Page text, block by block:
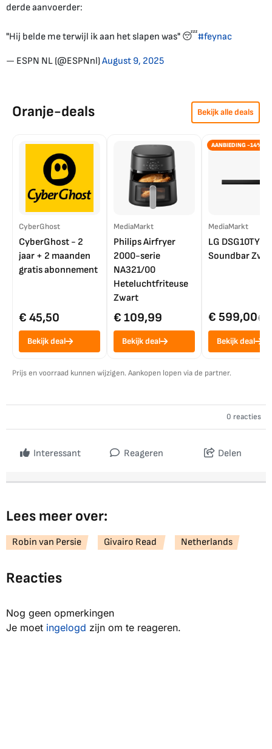
derde aanvoerder:
"Hij belde me terwijl ik aan het slapen was" 😴 #feynac
— ESPN NL (@ESPNnl)August 9, 2025
Oranje-deals Bekijk alle deals
CyberGhost
CyberGhost - 2
jaar + 2 maanden
gratis abonnement
€ 45,50
Bekijk deal
MediaMarkt
Philips Airfryer
2000-serie
NA321/00
Heteluchtfriteuse
Zwart
€ 109,99
Bekijk deal
AANBIEDING -14%
MediaMarkt
LG DSG10TY
Soundbar
€ 599,00€
Bekijk deal
Prijs en voorraad kunnen wijzigen. Aankopen lopen via de partner.
0 reacties
Interessant Reageren Delen
Lees meer over:
Robin van Persie Givairo Read Netherlands
Reacties
Nog geen opmerkingen
Je moet ingelogd zijn om te reageren.